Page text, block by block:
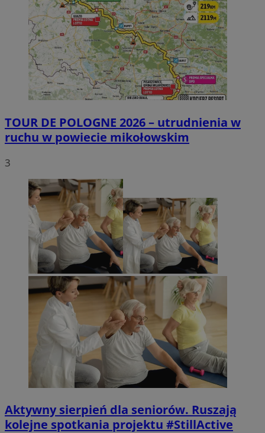
TOUR DE POLOGNE 2026 – utrudnienia w
ruchu w powiecie mikołowskim
3
Aktywny sierpień dla seniorów. Ruszają
kolejne spotkania projektu #StillActive